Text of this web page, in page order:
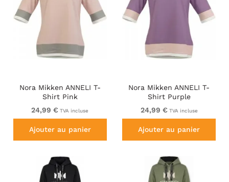
Nora Mikken ANNELI T-
Shirt Pink
24,99 € TVA incluse
Ajouter au panier
Nora Mikken ANNELI T-
Shirt Purple
24,99 € TVA incluse
Ajouter au panier